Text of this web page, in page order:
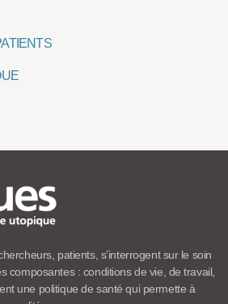
patients, s’interrogent sur le soin
composantes : conditions de vie, de travail,
une politique de santé qui permette à